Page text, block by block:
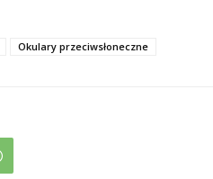
Okulary przeciwsłoneczne